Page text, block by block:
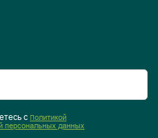
с Политикой
персональных данных